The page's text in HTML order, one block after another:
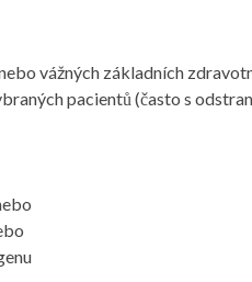
vážných základních
pacientů (často s